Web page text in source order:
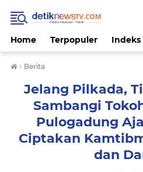
Home Terpopuler Indeks
› Berita
Jelang Pilkada,
Sambangi
Pulogadung
Ciptakan
dan